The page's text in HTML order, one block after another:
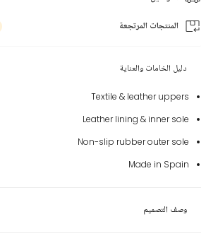
المنتجات المرتجعة
دليل الخامات والعناية
Textile & leather uppers
Leather lining & inner sole
Non-slip rubber outer sole
Made in Spain
وصف التصميم